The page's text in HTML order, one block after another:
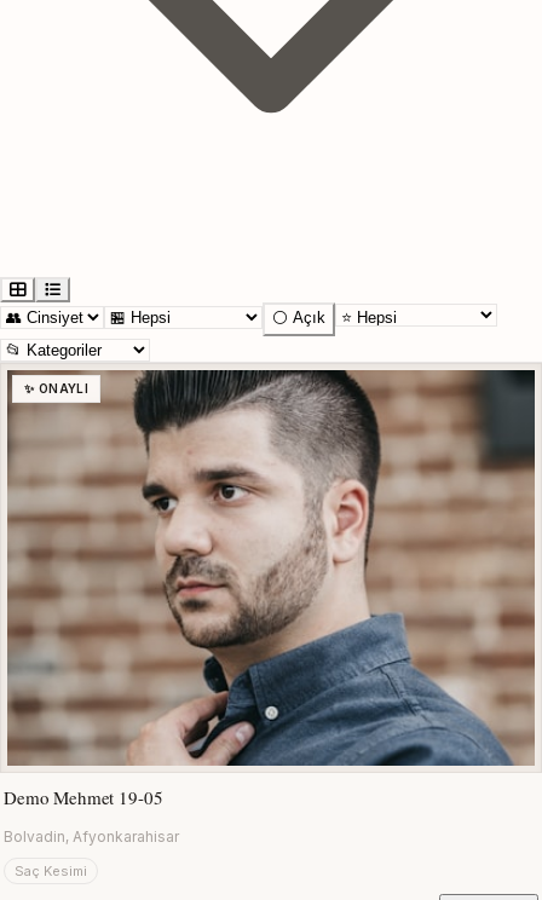
⚪ Açık
✨ ONAYLI
Demo Mehmet 19-05
Bolvadin, Afyonkarahisar
Saç Kesimi